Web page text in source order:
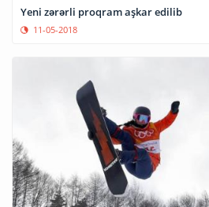
Yeni zərərli proqram aşkar edilib
11-05-2018